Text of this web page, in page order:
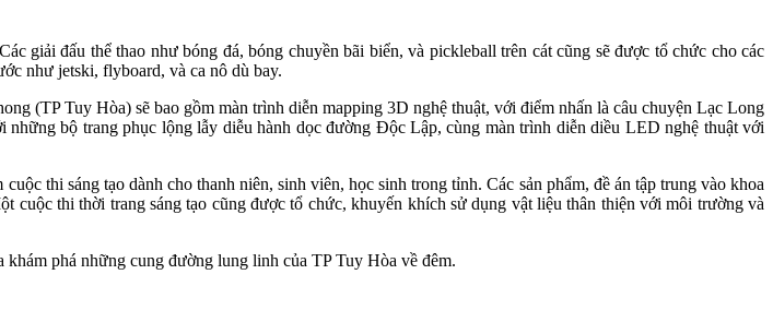
giải đấu thể thao như bóng đá, bóng chuyền bãi biển, và pickleball trên cát cũng sẽ được tổ chức cho các
như jetski, flyboard, và ca nô dù bay.
(TP Tuy Hòa) sẽ bao gồm màn trình diễn mapping 3D nghệ thuật, với điểm nhấn là câu chuyện Lạc Long
bộ trang phục lộng lẫy diễu hành dọc đường Độc Lập, cùng màn trình diễn diều LED nghệ thuật với
thi sáng tạo dành cho thanh niên, sinh viên, học sinh trong tỉnh. Các sản phẩm, đề án tập trung vào khoa
cuộc thi thời trang sáng tạo cũng được tổ chức, khuyến khích sử dụng vật liệu thân thiện với môi trường và
phá những cung đường lung linh của TP Tuy Hòa về đêm.